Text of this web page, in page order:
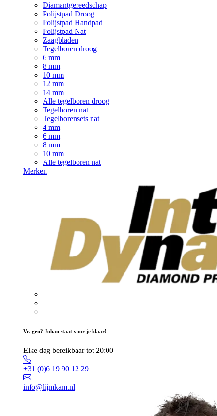
Diamantgereedschap
Polijstpad Droog
Polijstpad Handpad
Polijstpad Nat
Zaagbladen
Tegelboren droog
6 mm
8 mm
10 mm
12 mm
14 mm
Alle tegelboren droog
Tegelboren nat
Tegelborensets nat
4 mm
6 mm
8 mm
10 mm
Alle tegelboren nat
Merken
Vragen? Johan staat voor je klaar!
Elke dag bereikbaar tot 20:00
+31 (0)6 19 90 12 29
info@lijmkam.nl